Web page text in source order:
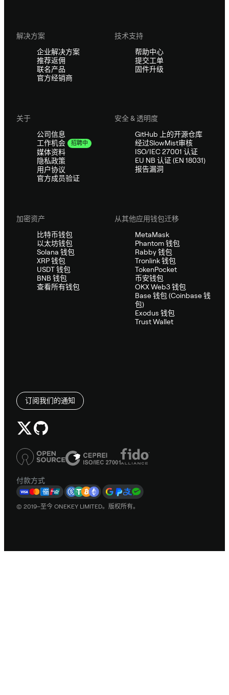
解决方案
企业解决方案
推荐返佣
联名产品
官方经销商
技术支持
帮助中心
提交工单
固件升级
关于
公司信息
工作机会
招聘中
媒体资料
隐私政策
用户协议
官方成员验证
安全 & 透明度
GitHub 上的开源仓库
经过SlowMist审核
ISO/IEC 27001 认证
EU NB 认证 (EN 18031)
报告漏洞
加密资产
比特币钱包
以太坊钱包
Solana 钱包
XRP 钱包
USDT 钱包
BNB 钱包
查看所有钱包
从其他应用钱包迁移
MetaMask
Phantom 钱包
Rabby 钱包
Tronlink 钱包
TokenPocket
币安钱包
OKX Web3 钱包
Base 钱包 (Coinbase 钱
包)
Exodus 钱包
Trust Wallet
订阅我们的通知
付款方式
© 2019–至今 ONEKEY LIMITED。版权所有。